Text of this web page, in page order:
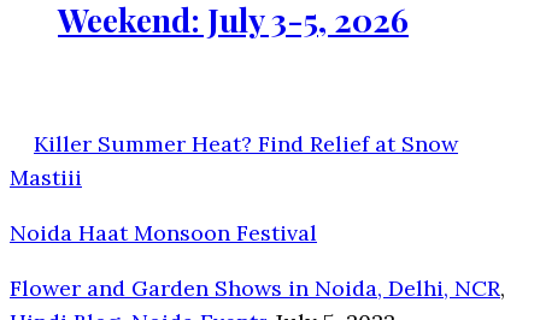
Weekend: July 3-5, 2026
Killer Summer Heat? Find Relief at Snow
Mastiii
Noida Haat Monsoon Festival
Flower and Garden Shows in Noida, Delhi, NCR,